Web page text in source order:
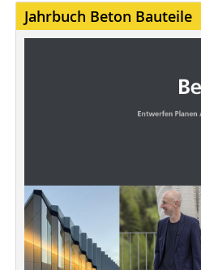
Jahrbuch Beton Bauteile